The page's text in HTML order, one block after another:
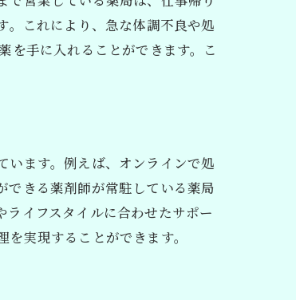
。これにより、急な体調不良や処
を手に入れることができます。こ
います。例えば、オンラインで処
できる薬剤師が常駐している薬局
イフスタイルに合わせたサポー
実現することができます。